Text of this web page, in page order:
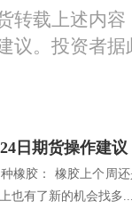
转载上述内
议。投资者
日期货操作建议
橡胶： 橡胶上个周
也有了新的机会找多